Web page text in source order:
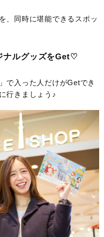
、同時に堪能できるスポッ
ナルグッズをGet♡
で入った人だけがGetでき
行きましょう♪